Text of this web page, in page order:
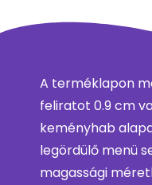
A terméklapon
feliratot 0.9 cm
keményhab
legördülő menü
magassági